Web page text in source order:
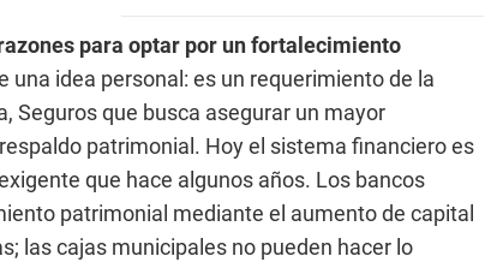
para optar por un fortalecimiento
una idea personal: es un requerimiento de la
Seguros que busca asegurar un mayor
patrimonial. Hoy el sistema financiero es
que hace algunos años. Los bancos
patrimonial mediante el aumento de capital
las cajas municipales no pueden hacer lo